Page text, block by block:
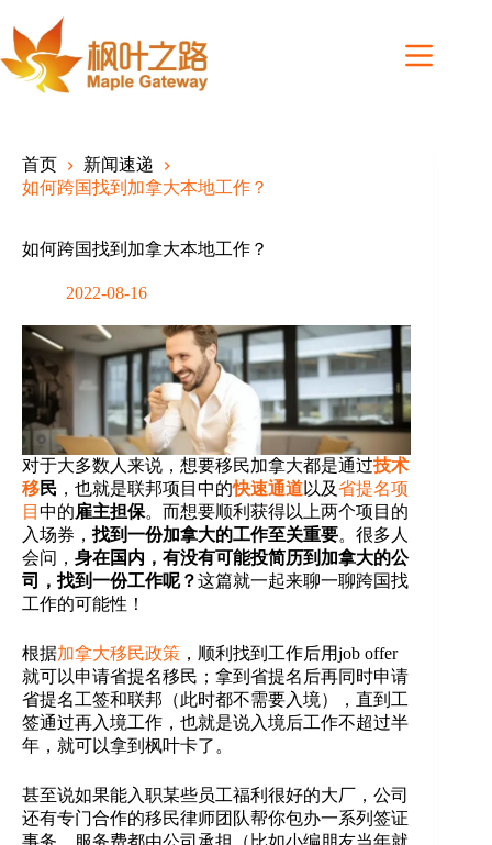
content
首页
新闻速递
如何跨国找到加拿大本地工作？
如何跨国找到加拿大本地工作？
2022-08-16
对于大多数人来说，想要移民加拿大都是通过技术
移民 ，也就是联邦项目中的快速通道以及省提名项
目 中的雇主担保。而想要顺利获得以上两个项目的
入场券， 找到一份加拿大的工作至关重要。很多人
会问， 身在国内，有没有可能投简历到加拿大的公
司，找到一份工作呢？这篇就一起来聊一聊跨国找
工作的可能性！
根据加拿大移民政策 ，顺利找到工作后用job offer
就可以申请省提名移民；拿到省提名后再同时申请
省提名工签和联邦（此时都不需要入境），直到工
签通过再入境工作，也就是说入境后工作不超过半
年，就可以拿到枫叶卡了。
甚至说如果能入职某些员工福利很好的大厂，公司
还有专门合作的移民律师团队帮你包办一系列签证
事务，服务费都由公司承担（比如小编朋友当年就